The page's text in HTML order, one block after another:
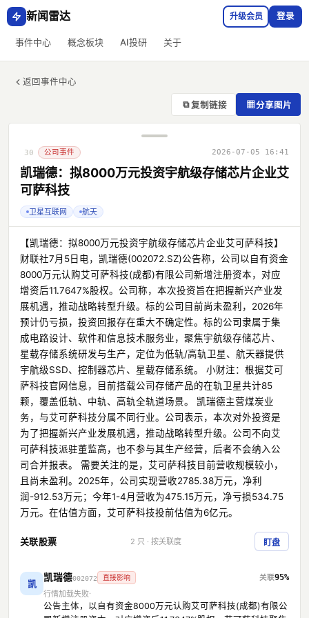
新闻雷达
事件中心 概念板块 AI投研 关于
升级会员 登录
返回事件中心
⧉ 复制链接 ▦分享图片
30 公司事件 2026-07-05 16:41
凯瑞德：拟8000万元投资宇航级存储芯片企业艾
可萨科技
卫星互联网 航天
【凯瑞德：拟8000万元投资宇航级存储芯片企业艾可萨科技】
财联社7月5日电，凯瑞德(002072.SZ)公告称，公司以自有资金
8000万元认购艾可萨科技(成都)有限公司新增注册资本，对应
增资后11.7647%股权。公司称，本次投资旨在把握新兴产业发
展机遇，推动战略转型升级。标的公司目前尚未盈利，2026年
预计仍亏损，投资回报存在重大不确定性。标的公司隶属于集
成电路设计、软件和信息技术服务业，聚焦宇航级存储芯片、
星载存储系统研发与生产，定位为低轨/高轨卫星、航天器提供
宇航级SSD、控制器芯片、星载存储系统。 小财注：根据艾可
萨科技官网信息，目前搭载公司存储产品的在轨卫星共计85
颗，覆盖低轨、中轨、高轨全轨道场景。 凯瑞德主营煤炭业
务，与艾可萨科技分属不同行业。公司表示，本次对外投资是
为了把握新兴产业发展机遇，推动战略转型升级。公司不向艾
可萨科技派驻董监高，也不参与其生产经营，后者不会纳入公
司合并报表。 需要关注的是，艾可萨科技目前营收规模较小，
且尚未盈利。2025年，公司实现营收2785.38万元，净利
润-912.53万元；今年1-4月营收为475.15万元，净亏损534.75
万元。在估值方面，艾可萨科技投前估值为6亿元。
关联股票 2 只 · 按关联度 盯盘
凯
凯瑞德002072 直接影响
95%
行情加载失败
公告主体，以自有资金8000万元认购艾可萨科技(成都)有限公